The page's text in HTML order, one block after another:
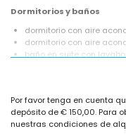
Dormitorios y baños
dormitorio con aire
dormitorio con aire
baño en suite con
terreno cerrado
piscina comunitaria
piscina infantil
Por favor tenga en cuenta
depósito de € 150,00. Para
nuestras condiciones de